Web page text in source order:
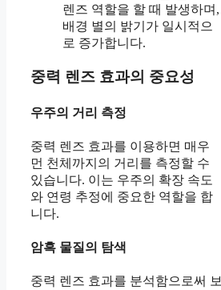
렌즈 역할을 할 때 발생하며,
배경 별의 밝기가 일시적으
로 증가합니다.
중력 렌즈 효과의 중요성
우주의 거리 측정
중력 렌즈 효과를 이용하면 매우
먼 천체까지의 거리를 측정할 수
있습니다. 이는 우주의 확장 속도
와 연령 추정에 중요한 역할을 합
니다.
암흑 물질의 탐색
중력 렌즈 효과를 분석함으로써 보